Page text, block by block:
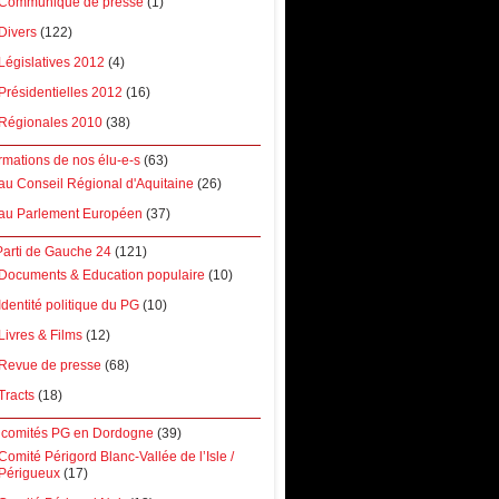
Divers (122)
Législatives 2012 (4)
Présidentielles 2012 (16)
Régionales 2010 (38)
de nos élu-e-s (63)
Conseil Régional d'Aquitaine (26)
Parlement Européen (37)
de Gauche 24 (121)
Documents & Education populaire (10)
Identité politique du PG (10)
Livres & Films (12)
Revue de presse (68)
(18)
comités PG en Dordogne (39)
Périgord Blanc-Vallée de l’Isle /
Périgueux (17)